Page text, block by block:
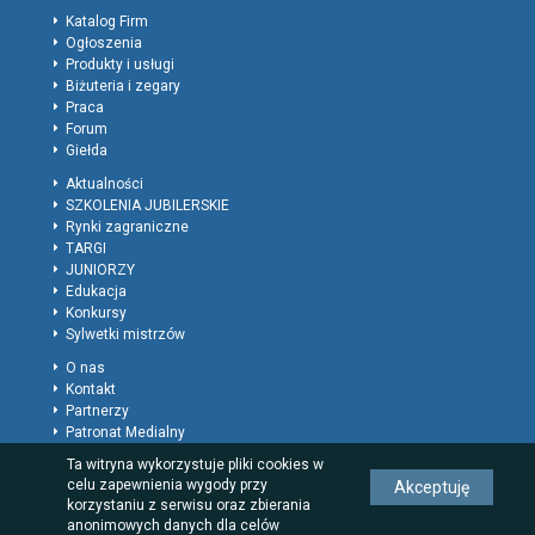
Katalog Firm
Ogłoszenia
Produkty i usługi
Biżuteria i zegary
Praca
Forum
Giełda
Aktualności
SZKOLENIA JUBILERSKIE
Rynki zagraniczne
TARGI
JUNIORZY
Edukacja
Konkursy
Sylwetki mistrzów
O nas
Kontakt
Partnerzy
Patronat Medialny
Polityka prywatności
Regulamin
Reklama
Rodzaje wpisów dla firm
Ta witryna wykorzystuje pliki cookies w
celu zapewnienia wygody przy
korzystaniu z serwisu oraz zbierania
anonimowych danych dla celów
Akceptuję